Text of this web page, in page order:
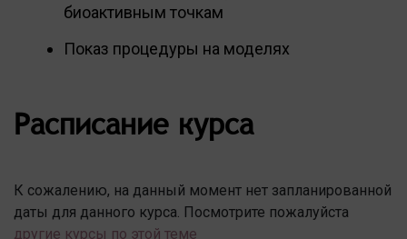
биоактивным точкам
Показ процедуры на моделях
Расписание курса
К сожалению, на данный момент нет запланированной
даты для данного курса. Посмотрите пожалуйста
другие курсы по этой теме